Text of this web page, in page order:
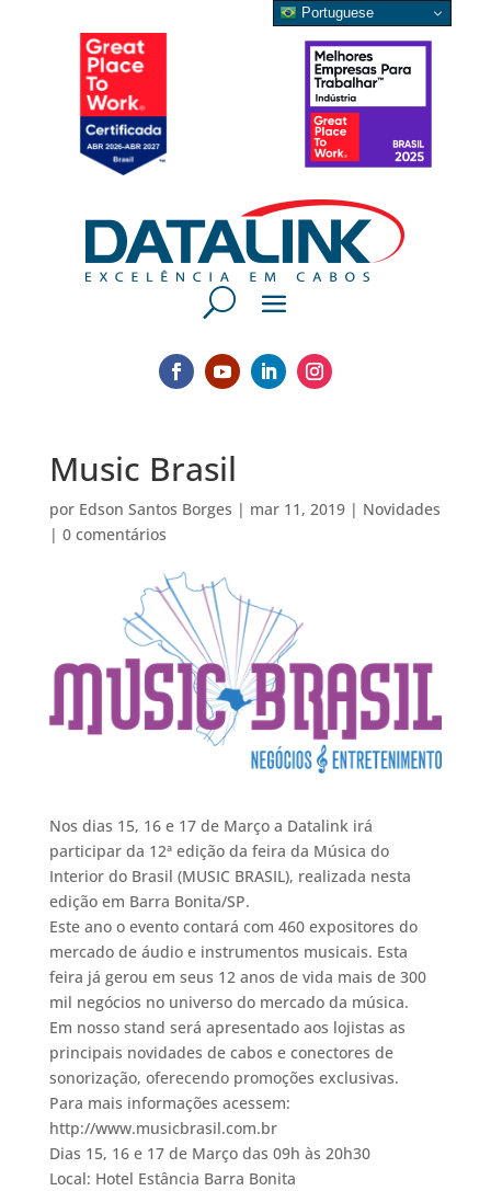
Music Brasil
por Edson Santos Borges | mar 11, 2019| Novidades
| 0 comentários
Nos dias 15, 16 e 17 de Março a Datalink irá
participar da 12ª edição da feira da Música do
Interior do Brasil (MUSIC BRASIL), realizada nesta
edição em Barra Bonita/SP.
Este ano o evento contará com 460 expositores do
mercado de áudio e instrumentos musicais. Esta
feira já gerou em seus 12 anos de vida mais de 300
mil negócios no universo do mercado da música.
Em nosso stand será apresentado aos lojistas as
principais novidades de cabos e conectores de
sonorização, oferecendo promoções exclusivas.
Para mais informações acessem:
http://www.musicbrasil.com.br
Dias 15, 16 e 17 de Março das 09h às 20h30
Local: Hotel Estância Barra Bonita
Portuguese